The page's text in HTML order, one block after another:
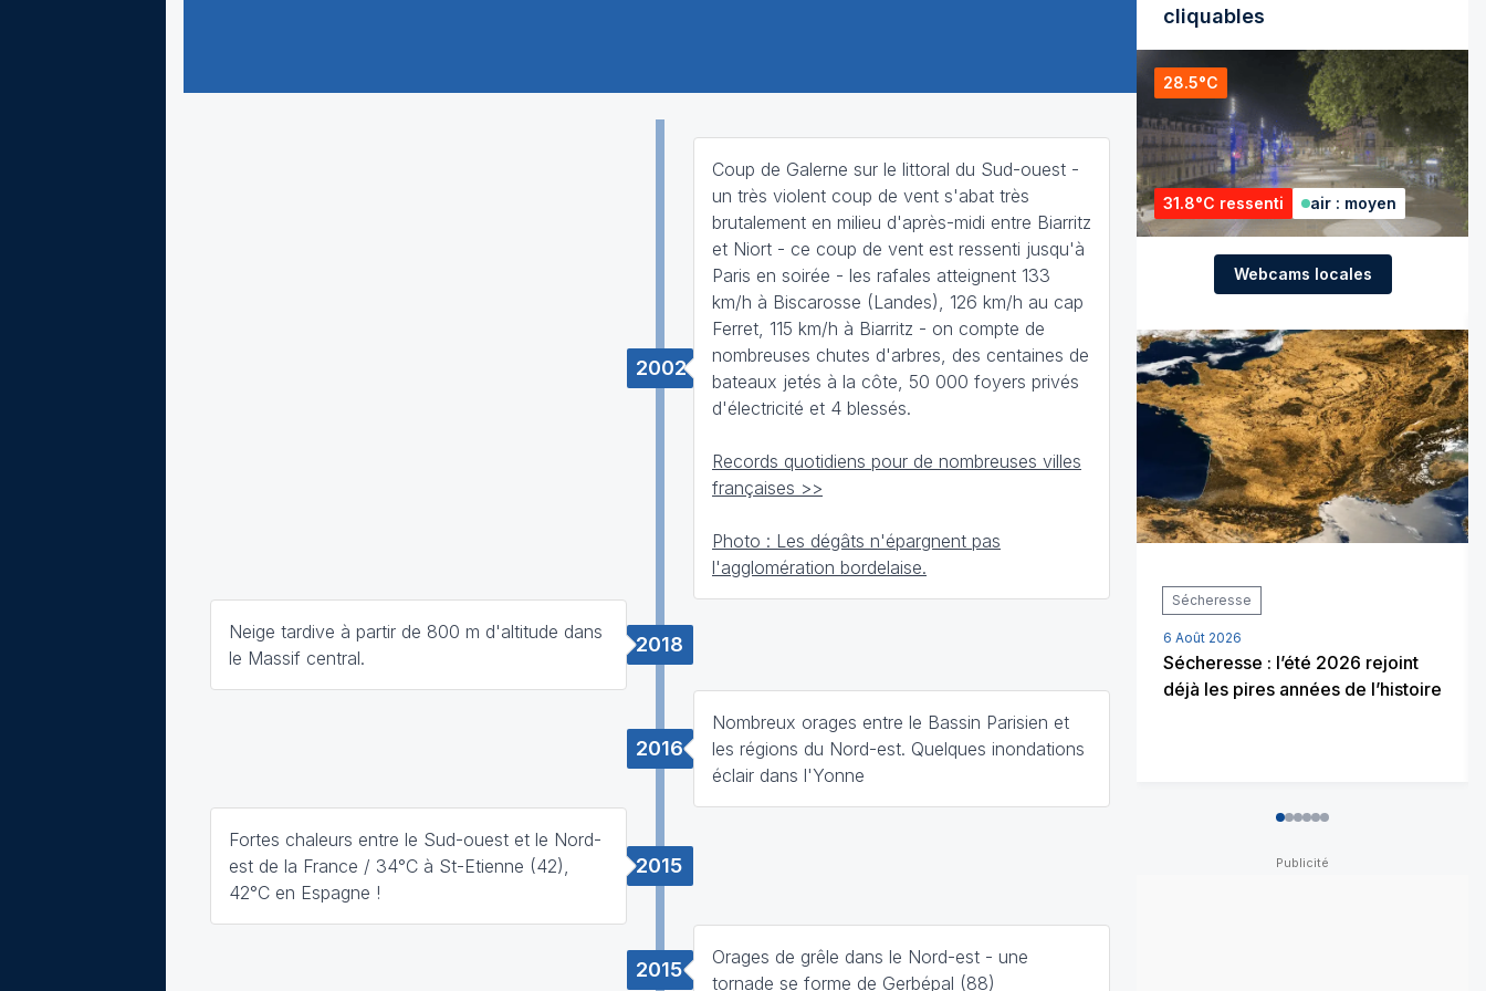
2002
Coup de Galerne sur le littoral du Sud-ouest -
un très violent coup de vent s'abat très
brutalement en milieu d'après-midi entre Biarritz
et Niort - ce coup de vent est ressenti jusqu'à
Paris en soirée - les rafales atteignent 133
km/h à Biscarosse (Landes), 126 km/h au cap
Ferret, 115 km/h à Biarritz - on compte de
nombreuses chutes d'arbres, des centaines de
bateaux jetés à la côte, 50 000 foyers privés
d'électricité et 4 blessés.
Records quotidiens pour de nombreuses villes
françaises >>
Photo : Les dégâts n'épargnent pas
l'agglomération bordelaise.
2018
Neige tardive à partir de 800 m d'altitude dans
le Massif central.
2016
Nombreux orages entre le Bassin Parisien et
les régions du Nord-est. Quelques inondations
éclair dans l'Yonne
2015
Fortes chaleurs entre le Sud-ouest et le Nord-
est de la France / 34°C à St-Etienne (42),
42°C en Espagne !
2015
Orages de grêle dans le Nord-est - une
tornade se forme de Gerbépal (88)
cliquables
28.5°C
31.8°C ressenti air : moyen
Webcams locales
Sécheresse
6 Août 2026
Sécheresse : l’été 2026 rejoint
déjà les pires années de l’histoire
012345